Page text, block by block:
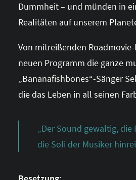
Dummheit – und münden in
Realitäten auf unserem
Von mitreißenden
neuen Programm die ganze
„Bananafishbones“-Sänger
die das Leben in all seinen
„Der Sound gewaltig,
die Soli der Musiker